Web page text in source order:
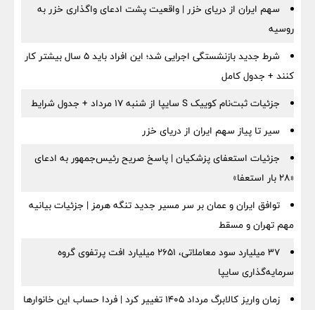
سهم ایران از دریای خزر | واقعیت پشت ادعای واگذاری خزر به
روسیه
شرط جدید بازنشستگی اجرایی شد؛ این افراد باید ۵ سال بیشتر کار
کنند + جدول کامل
جزئیات ثبت‌نام کوییک S سایپا از شنبه ۱۷ مرداد + جدول شرایط
سیر تا پیاز سهم ایران از دریای خزر
جزئیات استعفای پزشکیان | پاسخ صریح رئیس‌جمهور به ادعای
«۲۸ بار استعفا»
توافق ایران و عمان بر سر مسیر جدید تنگه هرمز | جزئیات بیانیه
مهم تهران و مسقط
۳۷ میلیارد سود معاملاتی، ۲۶۵۱ میلیارد افت پرتفوی گروه
سرمایه‌گذاری سایپا
زمان واریز کالابرگ مرداد ۱۴۰۵ تغییر کرد | فردا حساب این خانوارها